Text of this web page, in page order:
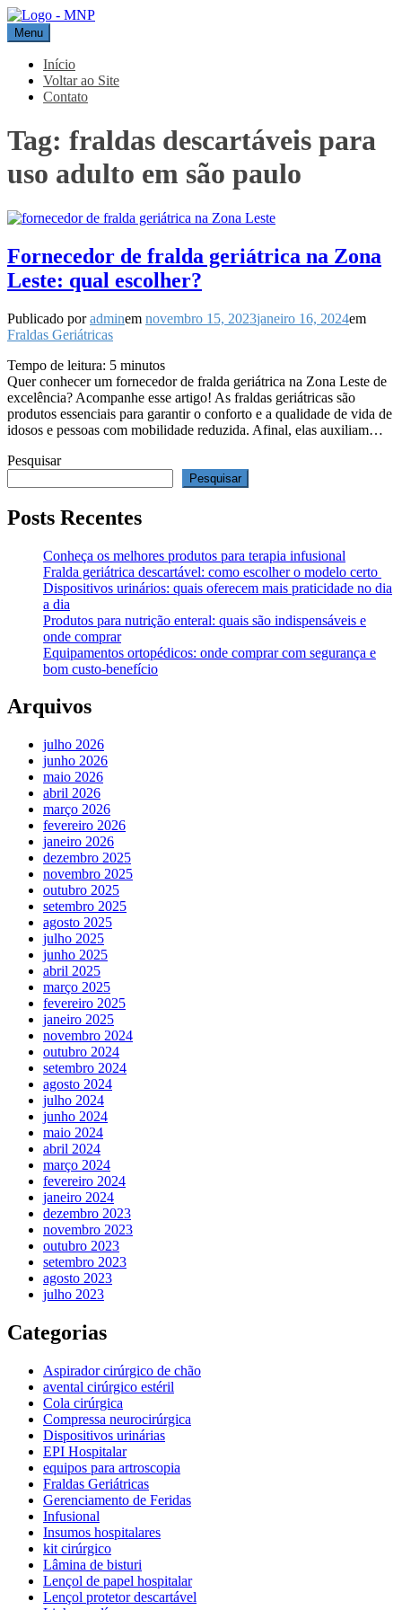
Pular
para
o
conteúdo
MNP
Blog
Menu
Início
Voltar ao Site
Contato
Tag: fraldas descartáveis para
uso adulto em são paulo
Fornecedor de fralda geriátrica na Zona
Leste: qual escolher?
Publicado poradminem novembro 15, 2023janeiro 16, 2024em
Fraldas Geriátricas
Tempo de leitura: 5 minutos
Quer conhecer um fornecedor de fralda geriátrica na Zona Leste de
excelência? Acompanhe esse artigo! As fraldas geriátricas são
produtos essenciais para garantir o conforto e a qualidade de vida de
idosos e pessoas com mobilidade reduzida. Afinal, elas auxiliam…
Pesquisar
Pesquisar
Posts Recentes
Conheça os melhores produtos para terapia infusional
Fralda geriátrica descartável: como escolher o modelo certo
Dispositivos urinários: quais oferecem mais praticidade no dia
a dia
Produtos para nutrição enteral: quais são indispensáveis e
onde comprar
Equipamentos ortopédicos: onde comprar com segurança e
bom custo-benefício
Arquivos
julho 2026
junho 2026
maio 2026
abril 2026
março 2026
fevereiro 2026
janeiro 2026
dezembro 2025
novembro 2025
outubro 2025
setembro 2025
agosto 2025
julho 2025
junho 2025
abril 2025
março 2025
fevereiro 2025
janeiro 2025
novembro 2024
outubro 2024
setembro 2024
agosto 2024
julho 2024
junho 2024
maio 2024
abril 2024
março 2024
fevereiro 2024
janeiro 2024
dezembro 2023
novembro 2023
outubro 2023
setembro 2023
agosto 2023
julho 2023
Categorias
Aspirador cirúrgico de chão
avental cirúrgico estéril
Cola cirúrgica
Compressa neurocirúrgica
Dispositivos urinárias
EPI Hospitalar
equipos para artroscopia
Fraldas Geriátricas
Gerenciamento de Feridas
Infusional
Insumos hospitalares
kit cirúrgico
Lâmina de bisturi
Lençol de papel hospitalar
Lençol protetor descartável